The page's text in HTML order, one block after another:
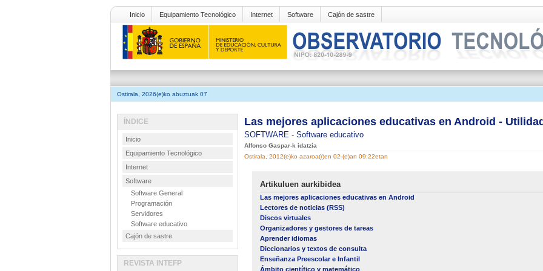
Inicio Equipamiento Tecnológico Internet Software Cajón de sastre
Ostirala, 2026(e)ko abuztuak 07
Las mejores aplicaciones educativas en Android -
SOFTWARE - Software educativo
Alfonso Gaspar-k idatzia
Ostirala, 2012(e)ko azaroa(r)en 02-(e)an 09:22etan
Artikuluen aurkibidea
Las mejores aplicaciones educativas en Android
Lectores de noticias (RSS)
Discos virtuales
Organizadores y gestores de tareas
Aprender idiomas
Diccionarios y textos de consulta
Enseñanza Preescolar e Infantil
Ámbito científico y matemático
ÍNDICE
Inicio
Equipamiento Tecnológico
Internet
Software
Software General
Programación
Servidores
Software educativo
Cajón de sastre
REVISTA INTEFP